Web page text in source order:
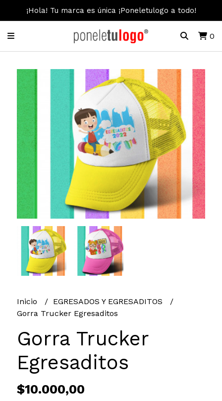
¡Hola! Tu marca es única ¡Poneletulogo a todo!
0
Inicio
EGRESADOS Y EGRESADITOS
Gorra Trucker Egresaditos
Gorra Trucker
Egresaditos
$10.000,00